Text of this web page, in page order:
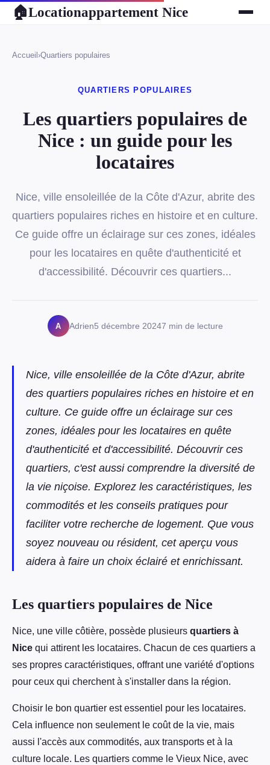
🏠Locationappartement Nice
Accueil ›Quartiers populaires
QUARTIERS POPULAIRES
Les quartiers populaires de
Nice : un guide pour les
locataires
Nice, ville ensoleillée de la Côte d'Azur, abrite des
quartiers populaires riches en histoire et en culture.
Ce guide offre un éclairage sur ces zones, idéales
pour les locataires en quête d'authenticité et
d'accessibilité. Découvrir ces quartiers...
A Adrien5 décembre 20247 min de lecture
Nice, ville ensoleillée de la Côte d'Azur, abrite
des quartiers populaires riches en histoire et en
culture. Ce guide offre un éclairage sur ces
zones, idéales pour les locataires en quête
d'authenticité et d'accessibilité. Découvrir ces
quartiers, c'est aussi comprendre la diversité de
la vie niçoise. Explorez les caractéristiques, les
commodités et les conseils pratiques pour
faciliter votre recherche de logement. Que vous
soyez nouveau ou résident, cet aperçu vous
aidera à faire un choix éclairé et enrichissant.
Les quartiers populaires de Nice
Nice, une ville côtière, possède plusieurs quartiers à
Nice qui attirent les locataires. Chacun de ces quartiers a
ses propres caractéristiques, offrant une variété d'options
pour ceux qui cherchent à s'installer dans la région.
Choisir le bon quartier est essentiel pour les locataires.
Cela influence non seulement le coût de la vie, mais
aussi l'accès aux commodités, aux transports et à la
culture locale. Les quartiers comme le Vieux Nice, avec